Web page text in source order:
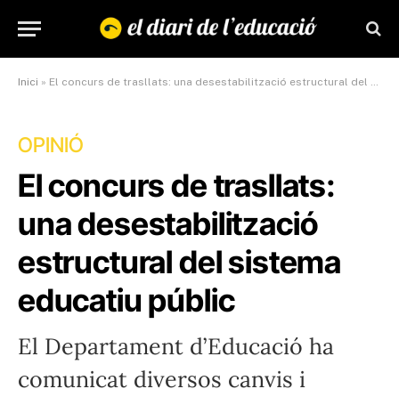
Inici » El concurs de trasllats: una desestabilització estructural del sistema educatiu públic
OPINIÓ
El concurs de trasllats:
una desestabilització
estructural del sistema
educatiu públic
El Departament d’Educació ha
comunicat diversos canvis i